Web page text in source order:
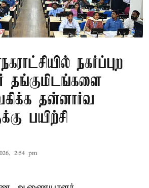
நகர்ப்புற
தன்னார்வ
பயிற்சி
2:54 pm